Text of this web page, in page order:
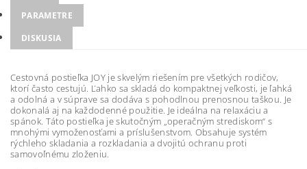
PARAMETRE
DISKUSIA
Cestovná postieľka JOY je skvelým riešením pre všetkých rodičov,
ktorí často cestujú. Ľahko sa skladá do kompaktnej veľkosti, je ľahká
a odolná a v súprave sa dodáva s pohodlnou prenosnou taškou. Je
dokonalá aj na každodenné použitie. Je ideálna na relaxáciu a
spánok. Táto postieľka je skutočným „operačným strediskom“ s
mnohými vymoženosťami a príslušenstvom. Obsahuje systém
rýchleho skladania a rozkladania a dvojitú ochranu proti
samovoľnému zloženiu.